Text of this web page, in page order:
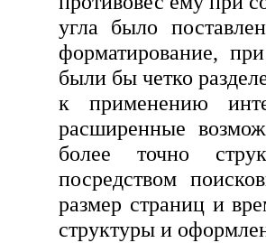
угла было
форматирование,
были бы четко
к применению
расширенные
более точно
посредством
размер страниц и
структуры и